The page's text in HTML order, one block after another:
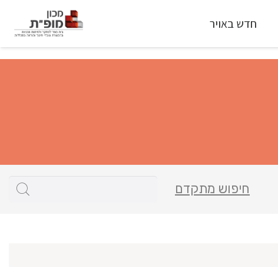
חדש באויר
חיפוש מתקדם